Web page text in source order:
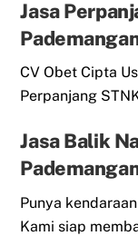
Jasa
CV Obet Cipta
Perpanjang
Jasa Balik
Punya
Kami siap